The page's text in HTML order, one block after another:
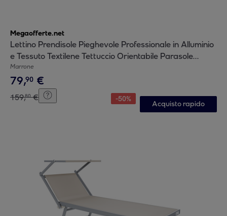
Megaofferte.net
Lettino Prendisole Pieghevole Professionale in Alluminio
e Tessuto Textilene Tettuccio Orientabile Parasole
Sdraio Mare Spiaggia 182x60x38 cm Tortora
Marrone
79,90 €
159,80 € -50%
Acquisto rapido